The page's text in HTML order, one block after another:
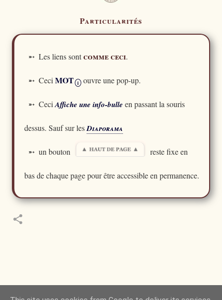
Particularités
➵ Les liens sontcomme ceci.
➵ CeciMOT i ouvre une pop-up.
➵ CeciAffiche une info-bulle en passant la souris
dessus. Sauf sur lesDiaporama
➵ un bouton reste fixe en
bas de chaque page pour être accessible en permanence.